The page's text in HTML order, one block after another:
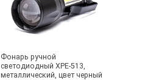
Фонарь ручной
светодиодный XPE-513,
металлический, цвет черный